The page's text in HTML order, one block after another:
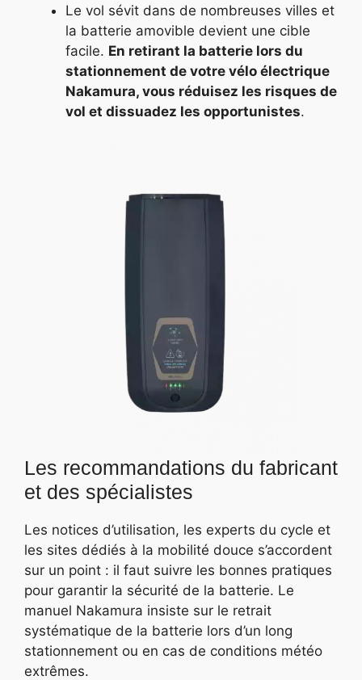
Le vol sévit dans de nombreuses villes et
la batterie amovible devient une cible
facile. En retirant la batterie lors du
stationnement de votre vélo électrique
Nakamura, vous réduisez les risques de
vol et dissuadez les opportunistes.
Les recommandations du fabricant
et des spécialistes
Les notices d’utilisation, les experts du cycle et
les sites dédiés à la mobilité douce s’accordent
sur un point : il faut suivre les bonnes pratiques
pour garantir la sécurité de la batterie. Le
manuel Nakamura insiste sur le retrait
systématique de la batterie lors d’un long
stationnement ou en cas de conditions météo
extrêmes.